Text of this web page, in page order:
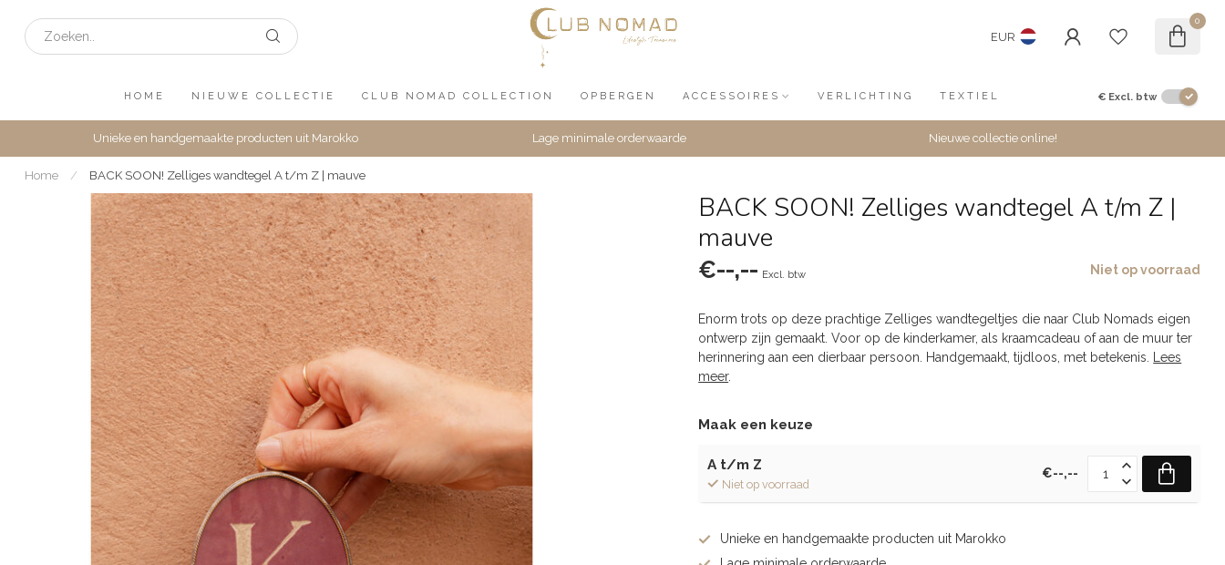
EUR
0
HOME NIEUWE COLLECTIE CLUB NOMAD COLLECTION OPBERGEN ACCESSOIRES VERLICHTING TEXTIEL € Excl. btw
Unieke en handgemaakte producten uit Marokko Lage minimale orderwaarde Nieuwe collectie online!
Home / BACK SOON! Zelliges wandtegel A t/m Z | mauve
BACK SOON! Zelliges wandtegel A t/m Z |
mauve
€--,-- Excl. btw Niet op voorraad
Enorm trots op deze prachtige Zelliges wandtegeltjes die naar Club Nomads eigen
ontwerp zijn gemaakt. Voor op de kinderkamer, als kraamcadeau of aan de muur ter
herinnering aan een dierbaar persoon. Handgemaakt, tijdloos, met betekenis.
Lees
meer.
Maak een keuze
A t/m Z
Niet op voorraad
€--,--
Unieke en handgemaakte producten uit Marokko